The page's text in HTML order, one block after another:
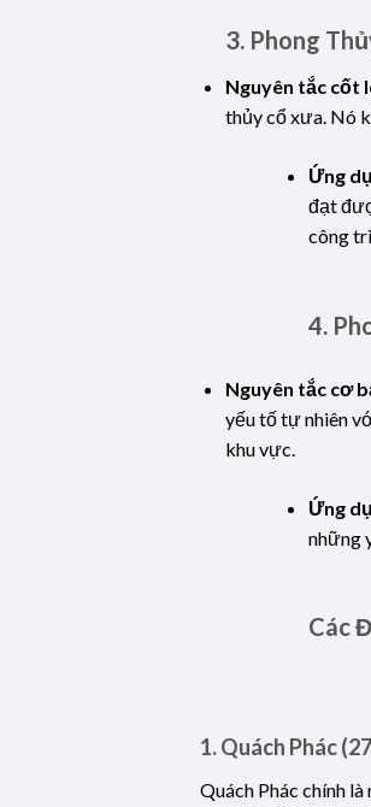
3. Phong
Nguyên tắc cốt
thủy cổ xưa. Nó
Ứng
đạt
công
4.
Nguyên tắc cơ
yếu tố tự nhiên
khu vực.
Ứng
những
Các
1. Quách Phác
Quách Phác chính